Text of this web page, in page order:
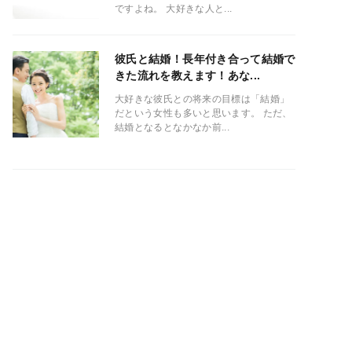
ですよね。 大好きな人と...
彼氏と結婚！長年付き合って結婚で
きた流れを教えます！あな...
大好きな彼氏との将来の目標は「結婚」
だという女性も多いと思います。 ただ、
結婚となるとなかなか前...